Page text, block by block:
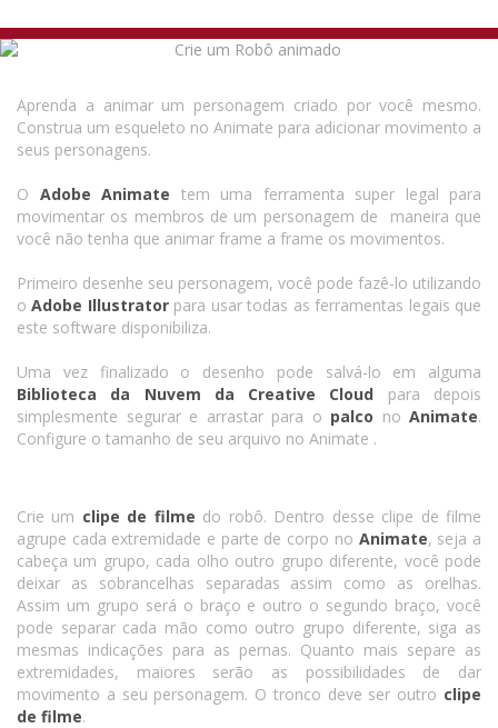
Aprenda a animar um personagem criado por você mesmo.
Construa um esqueleto no Animate para adicionar movimento a
seus personagens.
O Adobe Animate tem uma ferramenta super legal para
movimentar os membros de um personagem de maneira que
você não tenha que animar frame a frame os movimentos.
Primeiro desenhe seu personagem, você pode fazê-lo utilizando
oAdobe Illustratorpara usar todas as ferramentas legais que
este software disponibiliza.
Uma vez finalizado o desenho pode salvá-lo em alguma
Biblioteca da Nuvem da Creative Cloud para depois
simplesmente segurar e arrastar para o palco no Animate.
Configure o tamanho de seu arquivo no Animate .
Crie um clipe de filme do robô. Dentro desse clipe de filme
agrupe cada extremidade e parte de corpo no Animate, seja a
cabeça um grupo, cada olho outro grupo diferente, você pode
deixar as sobrancelhas separadas assim como as orelhas.
Assim um grupo será o braço e outro o segundo braço, você
pode separar cada mão como outro grupo diferente, siga as
mesmas indicações para as pernas. Quanto mais separe as
extremidades, maiores serão as possibilidades de dar
movimento a seu personagem. O tronco deve ser outro clipe
de filme.